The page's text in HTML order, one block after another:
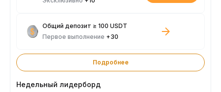
Общий депозит ≥ 100 USDT
Первое выполнение +30
Подробнее
Недельный лидерборд